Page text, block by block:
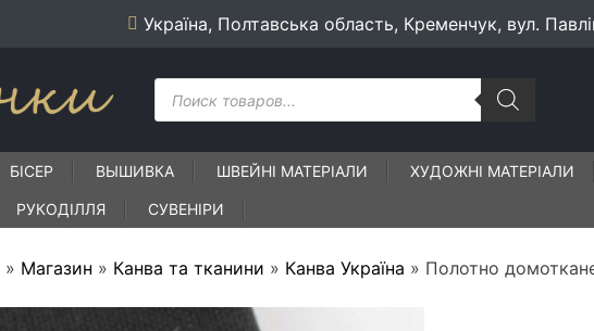
Україна, Полтавська область, Кременчук, вул.
Пошук
товарів
БІСЕР ВЫШИВКА ШВЕЙНІ МАТЕРІАЛИ ХУДОЖНІ МАТЕРІАЛИ
РУКОДІЛЛЯ СУВЕНІРИ
» Магазин » Канва та тканини » Канва Україна » Полотно